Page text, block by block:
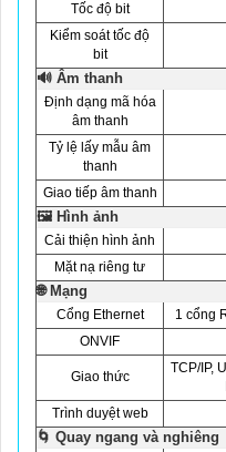
Tốc độ bit
Kiểm soát tốc độ
bit
🔊 Âm thanh
Định dạng mã hóa
âm thanh
Tỷ lệ lấy mẫu âm
thanh
Giao tiếp âm thanh
🖼️ Hình ảnh
Cải thiện hình ảnh
Mặt nạ riêng tư
🌐 Mạng
Cổng Ethernet
1 cổng
ONVIF
Giao thức
TCP/IP,
Trình duyệt web
🌀 Quay ngang và nghiêng